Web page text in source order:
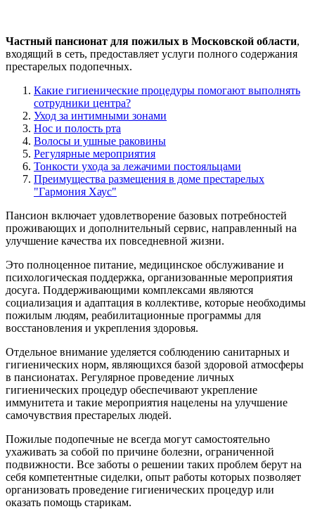
Частный пансионат для пожилых в Московской области,
входящий в сеть, предоставляет услуги полного содержания
престарелых подопечных.
Какие гигиенические процедуры помогают выполнять
сотрудники центра?
Уход за интимными зонами
Нос и полость рта
Волосы и ушные раковины
Регулярные мероприятия
Тонкости ухода за лежачими постояльцами
Преимущества размещения в доме престарелых
"Гармония Хаус"
Пансион включает удовлетворение базовых потребностей
проживающих и дополнительный сервис, направленный на
улучшение качества их повседневной жизни.
Это полноценное питание, медицинское обслуживание и
психологическая поддержка, организованные мероприятия
досуга. Поддерживающими комплексами являются
социализация и адаптация в коллективе, которые необходимы
пожилым людям, реабилитационные программы для
восстановления и укрепления здоровья.
Отдельное внимание уделяется соблюдению санитарных и
гигиенических норм, являющихся базой здоровой атмосферы
в пансионатах. Регулярное проведение личных
гигиенических процедур обеспечивают укрепление
иммунитета и такие мероприятия нацелены на улучшение
самочувствия престарелых людей.
Пожилые подопечные не всегда могут самостоятельно
ухаживать за собой по причине болезни, ограниченной
подвижности. Все заботы о решении таких проблем берут на
себя компетентные сиделки, опыт работы которых позволяет
организовать проведение гигиенических процедур или
оказать помощь старикам.